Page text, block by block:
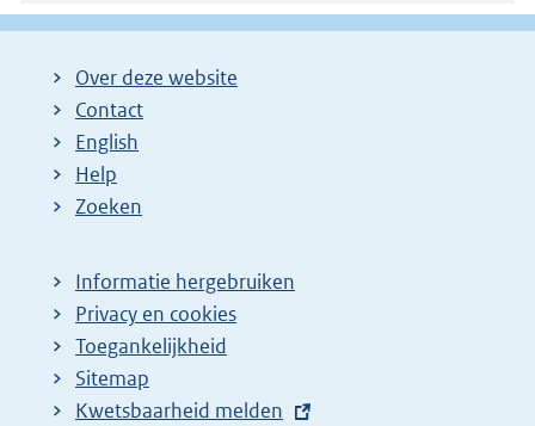
k
Over deze website
Contact
English
Help
Zoeken
Informatie hergebruiken
Privacy en cookies
Toegankelijkheid
Sitemap
E
Kwetsbaarheid melden